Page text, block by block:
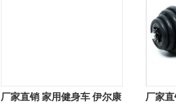
厂家直销 家用健身车 伊尔康
厂家